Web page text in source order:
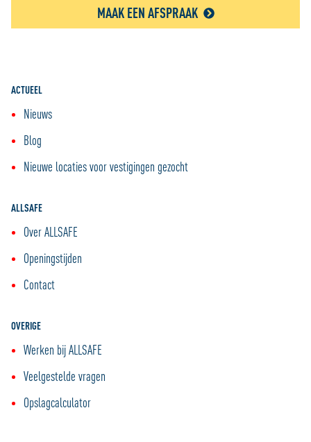
MAAK EEN AFSPRAAK
ACTUEEL
Nieuws
Blog
Nieuwe locaties voor vestigingen gezocht
ALLSAFE
Over ALLSAFE
Openingstijden
Contact
OVERIGE
Werken bij ALLSAFE
Veelgestelde vragen
Opslagcalculator